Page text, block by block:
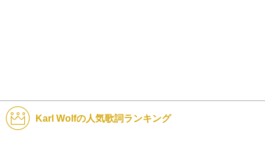
Karl Wolfの人気歌詞ランキング